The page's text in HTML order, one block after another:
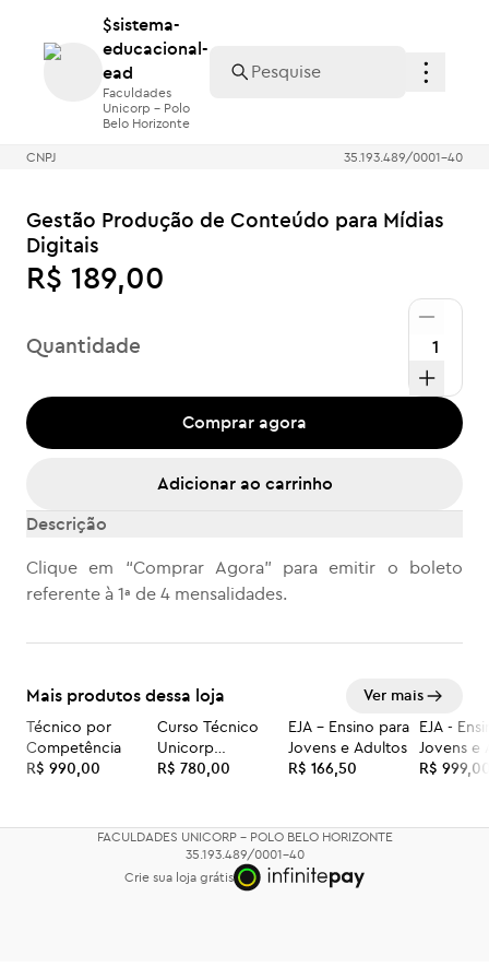
$sistema-
educacional-
ead
Faculdades
Unicorp - Polo
Belo Horizonte
$sistema-
educacional-
ead
Faculdades
Unicorp - Polo
Belo Horizonte
CNPJ 35.193.489/0001-40
Gestão Produção de Conteúdo para Mídias
Digitais
R$ 189,00
Quantidade
Comprar agora
Adicionar ao carrinho
Descrição
Clique em “Comprar Agora” para emitir o boleto
referente à 1ª de 4 mensalidades.
Mais produtos dessa loja Ver mais
Técnico por
Competência
R$ 990,00
Curso Técnico
Unicorp
Faculdades
R$ 780,00
EJA – Ensino para
Jovens e Adultos
R$ 166,50
EJA -
Jovens e
R$
FACULDADES UNICORP - POLO BELO HORIZONTE
35.193.489/0001-40
Crie sua loja grátis